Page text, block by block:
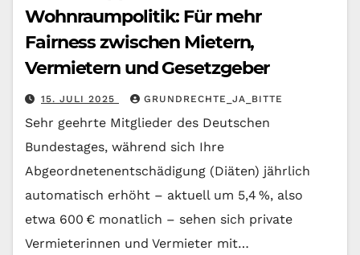
Wohnraumpolitik: Für mehr
Fairness zwischen Mietern,
Vermietern und Gesetzgeber
15. JULI 2025 GRUNDRECHTE_JA_BITTE
Sehr geehrte Mitglieder des Deutschen
Bundestages, während sich Ihre
Abgeordnetenentschädigung (Diäten) jährlich
automatisch erhöht – aktuell um 5,4 %, also
etwa 600 € monatlich – sehen sich private
Vermieterinnen und Vermieter mit…